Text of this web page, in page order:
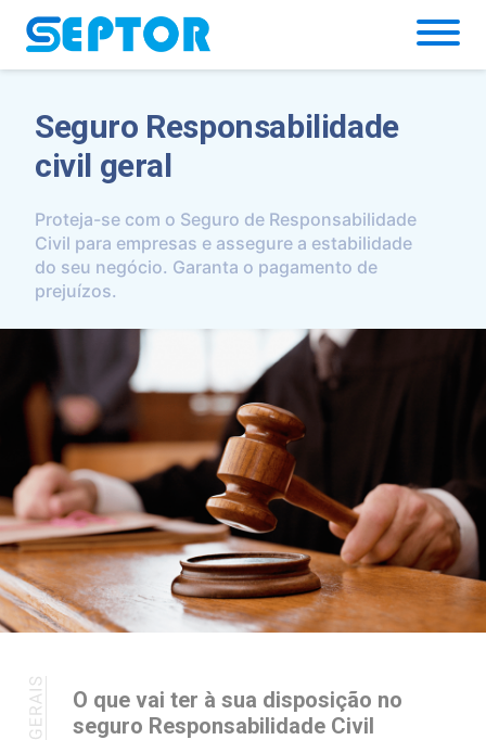
Simulador
Seguro Responsabilidade
civil geral
Proteja-se com o Seguro de Responsabilidade
Civil para empresas e assegure a estabilidade
do seu negócio. Garanta o pagamento de
prejuízos.
O que vai ter à sua disposição no
seguro Responsabilidade Civil